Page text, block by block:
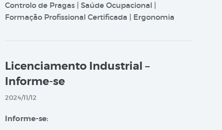
Controlo de Pragas | Saúde Ocupacional |
Formação Profissional Certificada | Ergonomia
Licenciamento Industrial –
Informe-se
2024/11/12
Informe-se: